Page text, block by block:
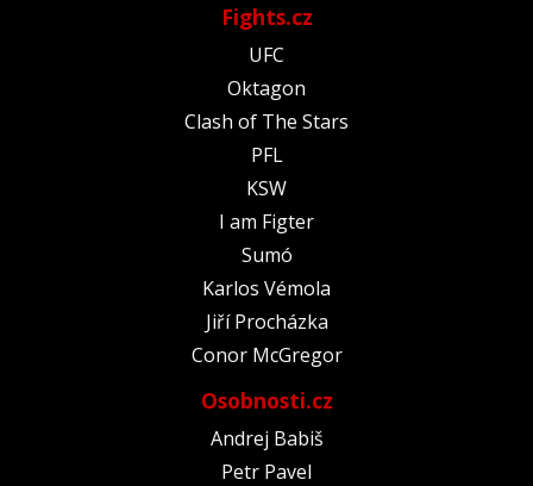
Fights.cz
UFC
Oktagon
Clash of The Stars
PFL
KSW
I am Figter
Sumó
Karlos Vémola
Jiří Procházka
Conor McGregor
Osobnosti.cz
Andrej Babiš
Petr Pavel